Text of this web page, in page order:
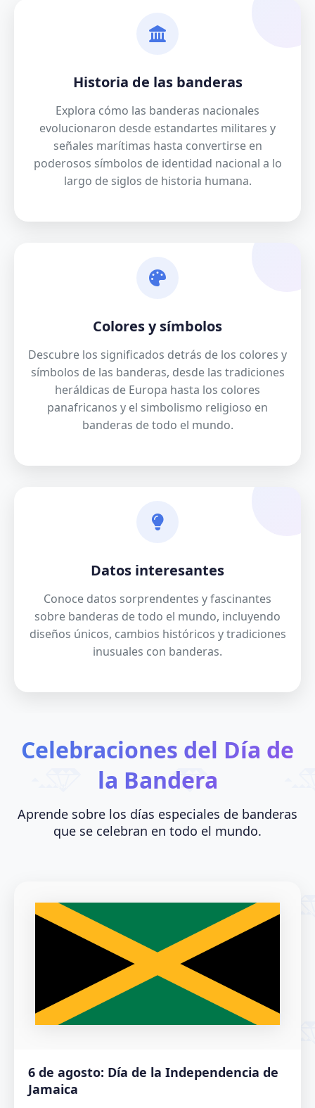
Historia de las banderas
Explora cómo las banderas nacionales
evolucionaron desde estandartes militares y
señales marítimas hasta convertirse en
poderosos símbolos de identidad nacional a lo
largo de siglos de historia humana.
Colores y símbolos
Descubre los significados detrás de los colores y
símbolos de las banderas, desde las tradiciones
heráldicas de Europa hasta los colores
panafricanos y el simbolismo religioso en
banderas de todo el mundo.
Datos interesantes
Conoce datos sorprendentes y fascinantes
sobre banderas de todo el mundo, incluyendo
diseños únicos, cambios históricos y tradiciones
inusuales con banderas.
Celebraciones del Día de
la Bandera
Aprende sobre los días especiales de banderas
que se celebran en todo el mundo.
6 de agosto: Día de la Independencia de
Jamaica